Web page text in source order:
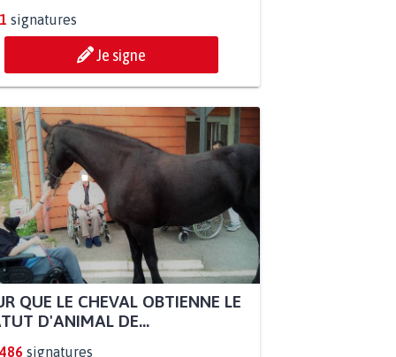
signatures
Je signe
QUE LE CHEVAL OBTIENNE LE
D'ANIMAL DE...
signatures